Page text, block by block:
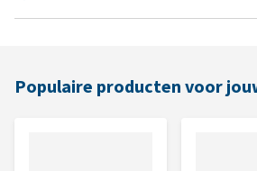
Tropisch vogelvoer
Kooi inrichting
Bloedluis
Populaire producten voor